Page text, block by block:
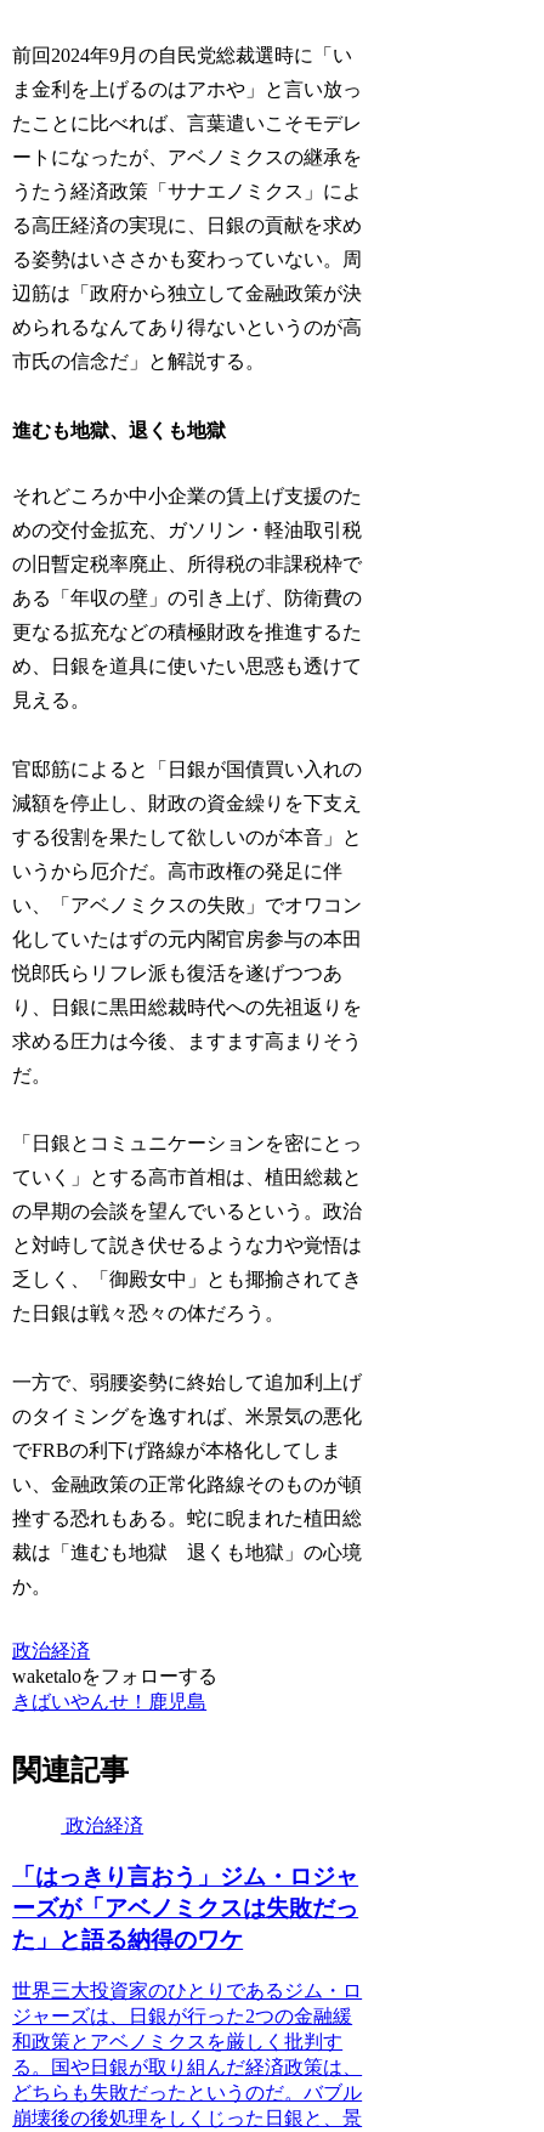
前回2024年9月の自民党総裁選時に「い
ま金利を上げるのはアホや」と言い放っ
たことに比べれば、言葉遣いこそモデレ
ートになったが、アベノミクスの継承を
うたう経済政策「サナエノミクス」によ
る高圧経済の実現に、日銀の貢献を求め
る姿勢はいささかも変わっていない。周
辺筋は「政府から独立して金融政策が決
められるなんてあり得ないというのが高
市氏の信念だ」と解説する。
進むも地獄、退くも地獄
それどころか中小企業の賃上げ支援のた
めの交付金拡充、ガソリン・軽油取引税
の旧暫定税率廃止、所得税の非課税枠で
ある「年収の壁」の引き上げ、防衛費の
更なる拡充などの積極財政を推進するた
め、日銀を道具に使いたい思惑も透けて
見える。
官邸筋によると「日銀が国債買い入れの
減額を停止し、財政の資金繰りを下支え
する役割を果たして欲しいのが本音」と
いうから厄介だ。高市政権の発足に伴
い、「アベノミクスの失敗」でオワコン
化していたはずの元内閣官房参与の本田
悦郎氏らリフレ派も復活を遂げつつあ
り、日銀に黒田総裁時代への先祖返りを
求める圧力は今後、ますます高まりそう
だ。
「日銀とコミュニケーションを密にとっ
ていく」とする高市首相は、植田総裁と
の早期の会談を望んでいるという。政治
と対峙して説き伏せるような力や覚悟は
乏しく、「御殿女中」とも揶揄されてき
た日銀は戦々恐々の体だろう。
一方で、弱腰姿勢に終始して追加利上げ
のタイミングを逸すれば、米景気の悪化
でFRBの利下げ路線が本格化してしま
い、金融政策の正常化路線そのものが頓
挫する恐れもある。蛇に睨まれた植田総
裁は「進むも地獄 退くも地獄」の心境
か。
政治経済
waketaloをフォローする
きばいやんせ！鹿児島
関連記事
政治経済
「はっきり言おう」ジム・ロジャ
ーズが「アベノミクスは失敗だっ
た」と語る納得のワケ
世界三大投資家のひとりであるジム・ロ
ジャーズは、日銀が行った2つの金融緩
和政策とアベノミクスを厳しく批判す
る。国や日銀が取り組んだ経済政策は、
どちらも失敗だったというのだ。バブル
崩壊後の後処理をしくじった日銀と、景